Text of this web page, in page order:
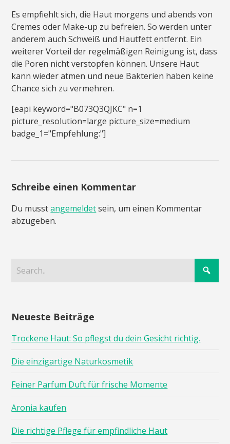
Es empfiehlt sich, die Haut morgens und abends von
Cremes oder Make-up zu befreien. So werden unter
anderem auch Schweiß und Hautfett entfernt. Ein
weiterer Vorteil der regelmäßigen Reinigung ist, dass
die Poren nicht verstopfen können. Unsere Haut
kann wieder atmen und neue Bakterien haben keine
Chance sich zu vermehren.
[eapi keyword="B073Q3QJKC" n=1
picture_resolution=large picture_size=medium
badge_1="Empfehlung:"]
Schreibe einen Kommentar
Du musstangemeldetsein, um einen Kommentar
abzugeben.
Neueste Beiträge
Trockene Haut: So pflegst du dein Gesicht richtig.
Die einzigartige Naturkosmetik
Feiner Parfum Duft für frische Momente
Aronia kaufen
Die richtige Pflege für empfindliche Haut